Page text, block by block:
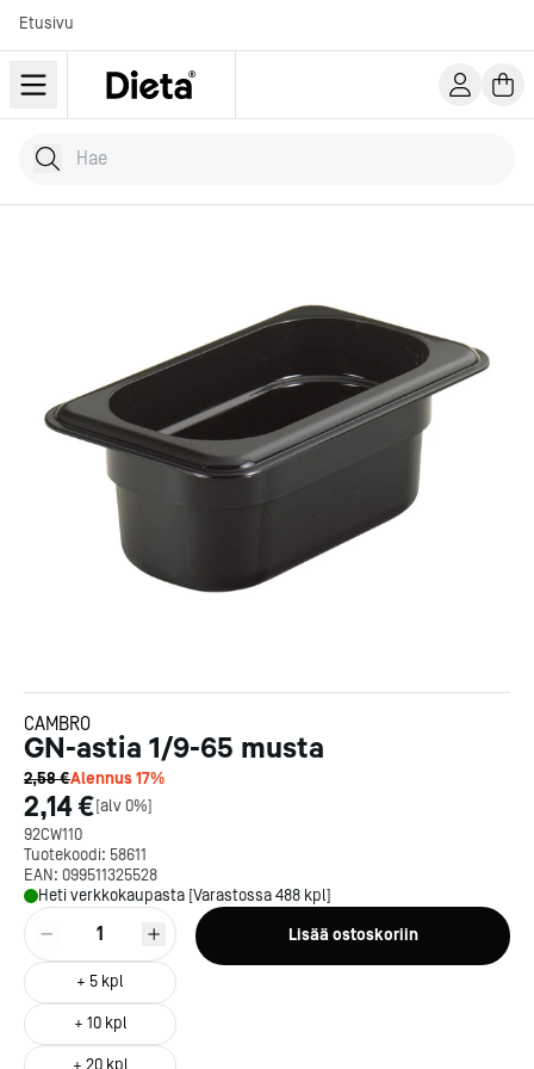
Etusivu
Hae tuotteita
Kirjoita hakusana...
CAMBRO
GN-astia 1/9-65 musta
2,58 €Alennus17%
2,14 €[alv 0%]
92CW110
Tuotekoodi: 58611
EAN: 099511325528
Heti verkkokaupasta [Varastossa 488 kpl]
1
+ 5 kpl
+ 10kpl
+ 20kpl
Lisää ostoskoriin